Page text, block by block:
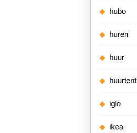
hubo
huren
huur
huurtent
iglo
ikea